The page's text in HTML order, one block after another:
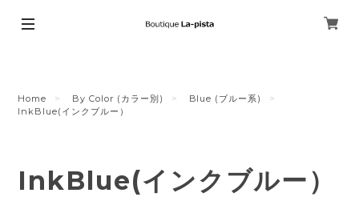
Home By Color (カラー別)
Blue (ブルー系)
InkBlue(インクブルー）
InkBlue(インクブルー）